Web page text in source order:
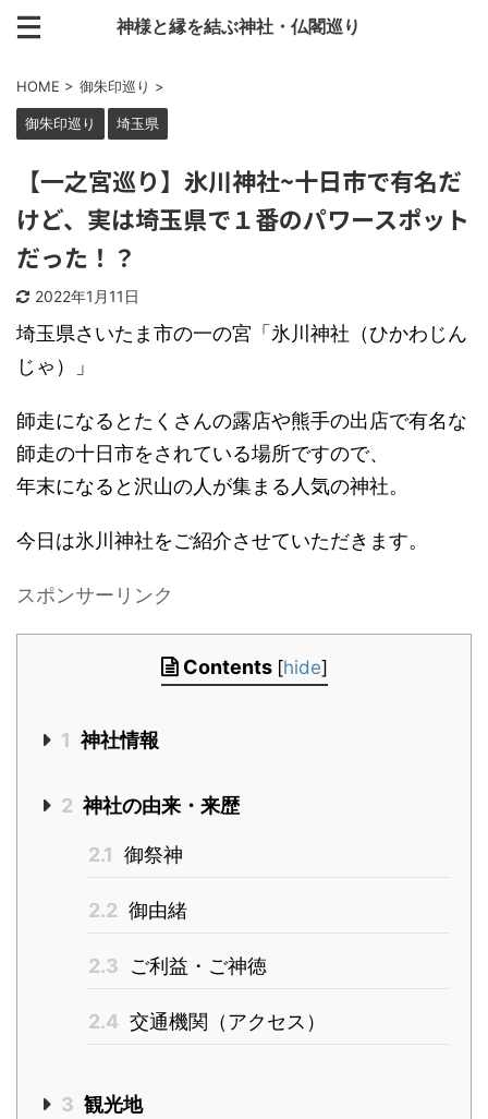
神様と縁を結ぶ神社・仏閣巡り
HOME > 御朱印巡り >
御朱印巡り 埼玉県
【一之宮巡り】氷川神社~十日市で有名だ
けど、実は埼玉県で１番のパワースポット
だった！？
2022年1月11日
埼玉県さいたま市の一の宮「氷川神社（ひかわじん
じゃ）」
師走になるとたくさんの露店や熊手の出店で有名な
師走の十日市をされている場所ですので、
年末になると沢山の人が集まる人気の神社。
今日は氷川神社をご紹介させていただきます。
スポンサーリンク
Contents [hide]
1 神社情報
2 神社の由来・来歴
2.1 御祭神
2.2 御由緒
2.3 ご利益・ご神徳
2.4 交通機関（アクセス）
3 観光地